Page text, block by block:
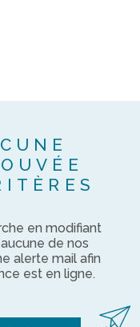
en modifiant
de nos
alerte mail afin
est en ligne.